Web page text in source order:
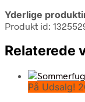
Yderlige
Produkt id:
Relaterede
På Udsalg!